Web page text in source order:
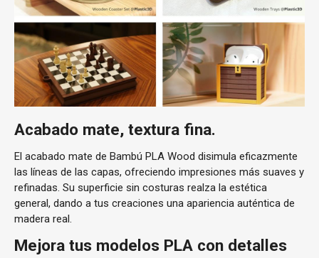
Acabado mate, textura fina.
El acabado mate de Bambú PLA Wood disimula eficazmente
las líneas de las capas, ofreciendo impresiones más suaves y
refinadas. Su superficie sin costuras realza la estética
general, dando a tus creaciones una apariencia auténtica de
madera real.
Mejora tus modelos PLA con detalles